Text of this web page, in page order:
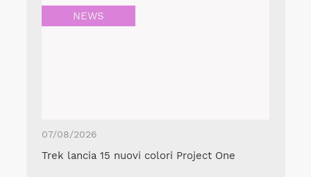
NEWS
07/08/2026
Trek lancia 15 nuovi colori Project One